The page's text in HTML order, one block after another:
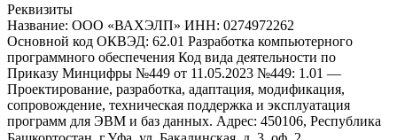
Реквизиты
Название: ООО «ВАХЭЛП» ИНН: 0274972262
Основной код ОКВЭД: 62.01 Разработка компьютерного
программного обеспечения Код вида деятельности по
Приказу Минцифры №449 от 11.05.2023 №449: 1.01 —
Проектирование, разработка, адаптация, модификация,
сопровождение, техническая поддержка и эксплуатация
программ для ЭВМ и баз данных. Адрес: 450106, Республика